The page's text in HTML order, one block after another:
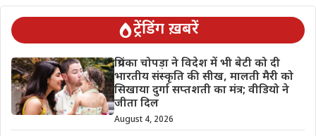
ट्रेंडिंग ख़बरें
प्रियंका चोपड़ा ने विदेश में भी बेटी को दी
भारतीय संस्कृति की सीख, मालती मैरी को
सिखाया दुर्गा सप्तशती का मंत्र; वीडियो ने
जीता दिल
August 4, 2026